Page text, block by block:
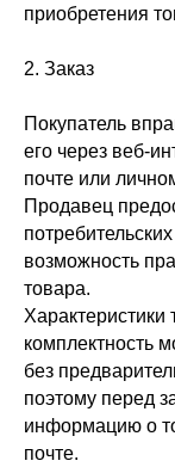
приобретения
2. Заказ
Покупатель
его через веб-
почте или
Продавец
возможность
товара.
комплектность
без
поэтому перед
информацию о
почте.